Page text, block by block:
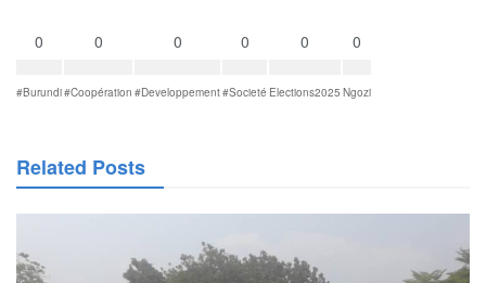
0
#Burundi
0
#Coopération
0
#Developpement
0
#Societé
0
Elections2025
0
Ngozi
Related Posts